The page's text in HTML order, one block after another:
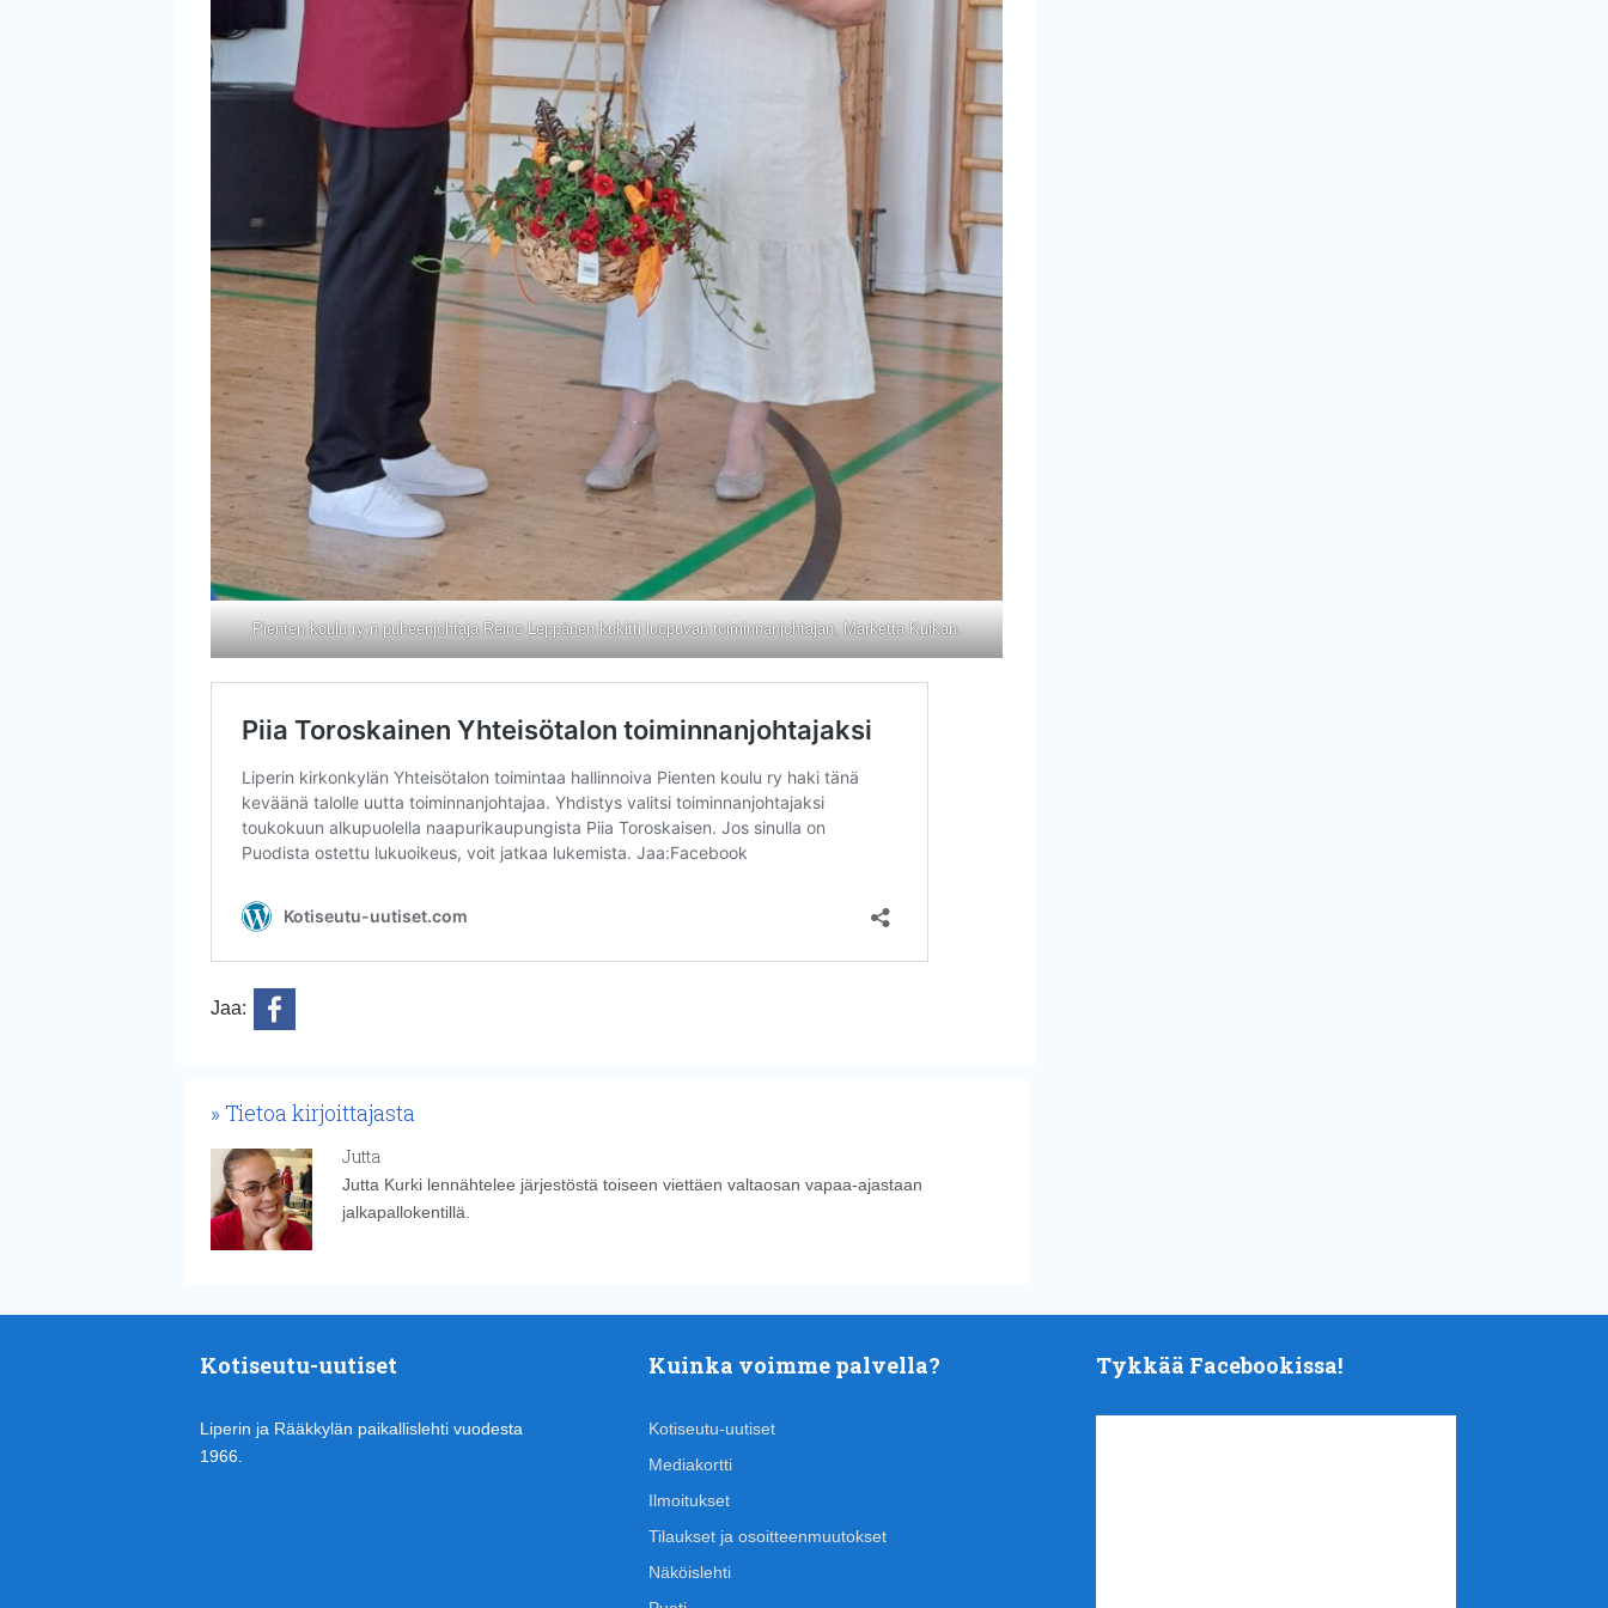
Pienten koulu ry:n puheenjohtaja Reino Leppänen kukitti luopuvan toiminnanjohtajan, Marketta Kuikan.
Jaa:
Tietoa kirjoittajasta
Jutta
Jutta Kurki lennähtelee järjestöstä toiseen viettäen valtaosan vapaa-ajastaan
jalkapallokentillä.
Kotiseutu-uutiset
Liperin ja Rääkkylän paikallislehti vuodesta
1966.
Kuinka voimme palvella?
Kotiseutu-uutiset
Mediakortti
Ilmoitukset
Tilaukset ja osoitteenmuutokset
Näköislehti
Tykkää Facebookissa!